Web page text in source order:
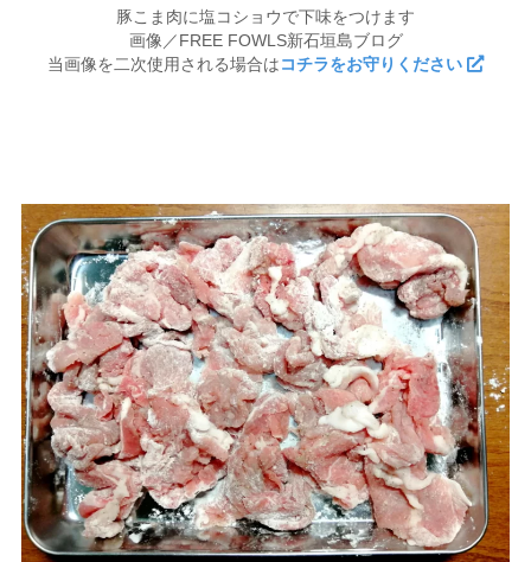
豚こま肉に塩コショウで下味をつけます
画像／FREE FOWLS新石垣島ブログ
当画像を二次使用される場合はコチラをお守りください